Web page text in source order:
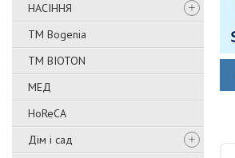
НАСІННЯ
ТМ Bogenia
ТМ BIOTON
МЕД
HoReCA
Дім і сад